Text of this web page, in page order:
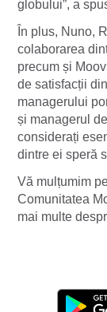
globului”, a
În plus, Nuno,
colaborarea
precum și
de satisfacții
managerului
și managerul
considerați
dintre ei speră
Vă mulțumim
Comunitatea
mai multe